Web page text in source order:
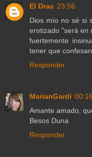
El Drac 23:56
Dios mío no sé si
erotizado "será en
fuertemente
tener que
Responder
MarianGardi 00:16
Amante amado,
Besos Duna
Responder